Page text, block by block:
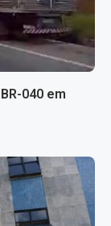
040 em